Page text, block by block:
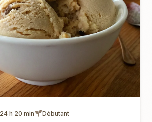
24 h 20 min Débutant